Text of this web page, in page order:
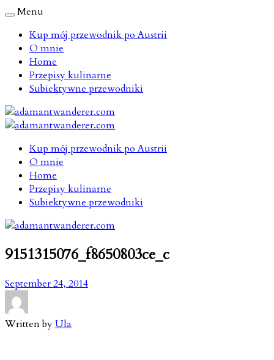
Menu
Kup mój przewodnik po Austrii
O mnie
Home
Przepisy kulinarne
Subiektywne przewodniki
Kup mój przewodnik po Austrii
O mnie
Home
Przepisy kulinarne
Subiektywne przewodniki
9151315076_f8650803ce_c
September 24, 2014
Written byUla